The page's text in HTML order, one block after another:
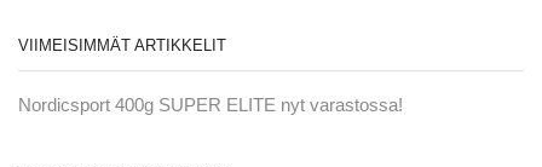
VIIMEISIMMÄT ARTIKKELIT
Nordicsport 400g SUPER ELITE nyt varastossa!